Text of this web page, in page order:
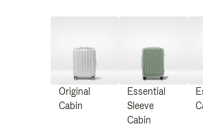
Original
Cabin
Essential
Sleeve
Cabin